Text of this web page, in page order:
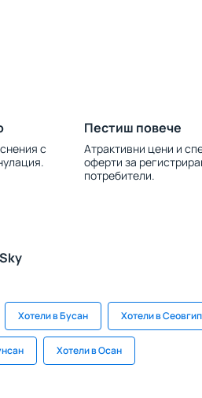
с
Пестиш повече
Атрактивни цени и
оферти за
потребители.
Хотели в Бусан Хотели в
Хотели в Осан